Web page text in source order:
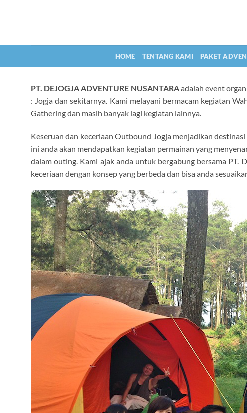
HOME TENTANG KAMI PAKET
PT. DEJOGJA ADVENTURE NUSANTARAadalah event
: Jogja dan sekitarnya. Kami melayani bermacam kegiatan
Gathering dan masih banyak lagi kegiatan lainnya.
Keseruan dan keceriaan Outbound Jogja menjadikan
ini anda akan mendapatkan kegiatan permainan yang
dalam outing. Kami ajak anda untuk bergabung bersama PT.
keceriaan dengan konsep yang berbeda dan bisa anda